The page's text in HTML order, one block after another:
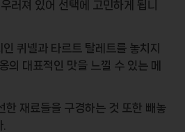
러져 있어 선택에 고민하게 됩니
퀴넬과 타르트 탈레트를 놓치지
의 대표적인 맛을 느낄 수 있는 메
한 재료들을 구경하는 것 또한 빼놓